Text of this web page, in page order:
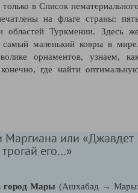
в Список
на флаге страны:
областей Туркмении. Здесь
маленький ковры в
орнаментов, узнаем,
где найти
или «Джавдет
его…»
город Мары (Ашхабад →